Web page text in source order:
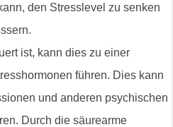
den Stresslevel zu senken
ist, kann dies zu einer
führen. Dies kann
und anderen psychischen
Durch die säurearme